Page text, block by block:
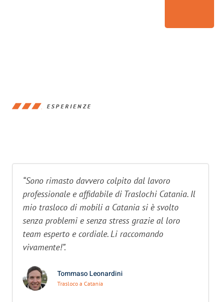
ESPERIENZE
“Sono rimasto davvero colpito dal lavoro
professionale e affidabile di Traslochi Catania. Il
mio trasloco di mobili a Catania si è svolto
senza problemi e senza stress grazie al loro
team esperto e cordiale. Li raccomando
vivamente!”.
Tommaso Leonardini
Trasloco a Catania